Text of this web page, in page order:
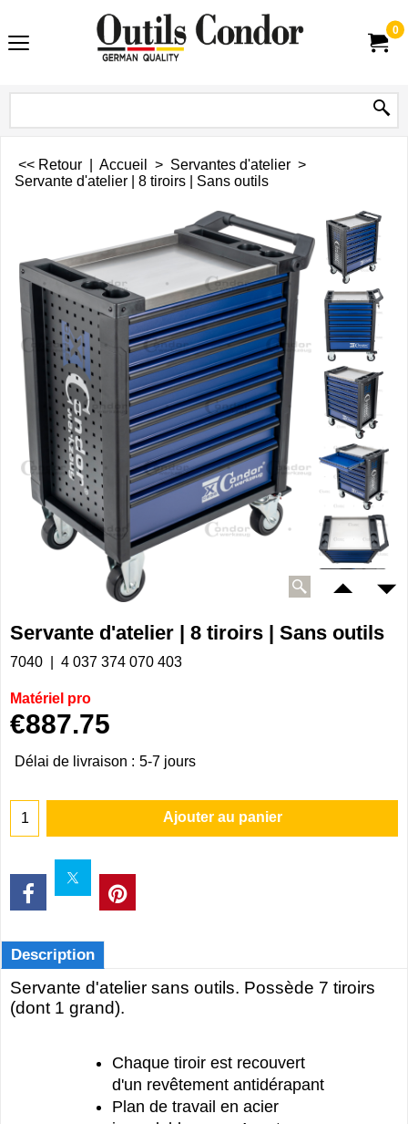
0
<< Retour Accueil > Servantes d'atelier >
Servante d'atelier | 8 tiroirs | Sans outils
Servante d'atelier | 8 tiroirs | Sans outils
7040 4 037 374 070 403
Matériel pro
€887.75
Délai de livraison : 5-7 jours
Ajouter au panier
Description
Servante d'atelier sans outils. Possède 7 tiroirs
(dont 1 grand).
Chaque tiroir est recouvert
d'un revêtement antidérapant
Plan de travail en acier